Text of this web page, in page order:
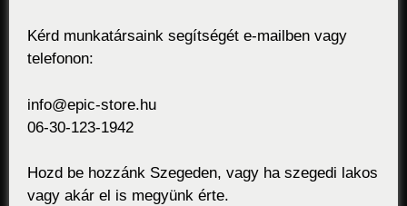
Kérd munkatársaink segítségét e-mailben vagy
telefonon:
info@epic-store.hu
06-30-123-1942
Hozd be hozzánk Szegeden, vagy ha szegedi lakos
vagy akár el is megyünk érte.